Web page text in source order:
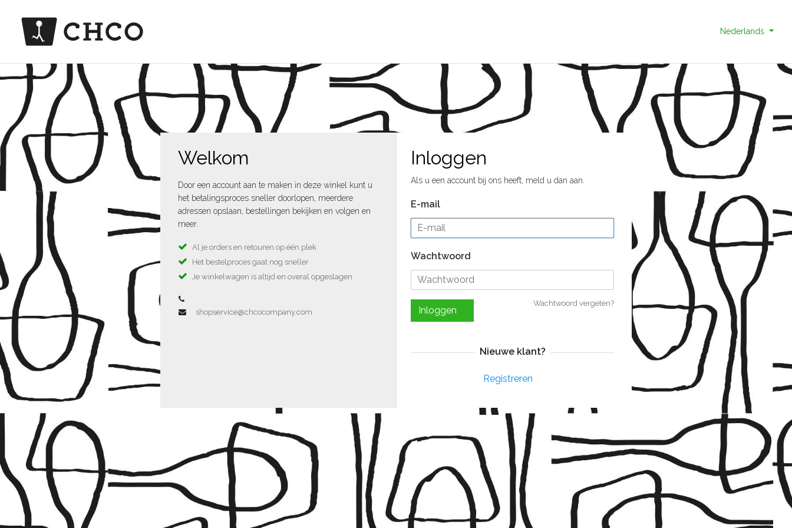
Nederlands
Welkom
Door een account aan te maken in deze winkel kunt u
het betalingsproces sneller doorlopen, meerdere
adressen opslaan, bestellingen bekijken en volgen en
meer.
Al je orders en retouren op één plek
Het bestelproces gaat nog sneller
Je winkelwagen is altijd en overal opgeslagen
shopservice@chcocompany.com
Inloggen
Als u een account bij ons heeft, meld u dan aan.
E-mail
Wachtwoord
Wachtwoord vergeten?
Inloggen
Nieuwe klant?
Registreren